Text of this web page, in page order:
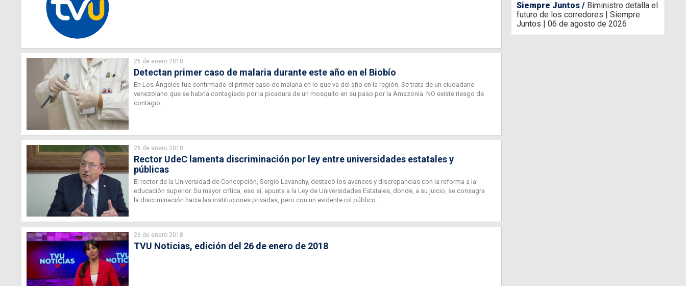
26 de enero 2018
Detectan primer caso de malaria durante este año en el Biobío
En Los Ángeles fue confirmado el primer caso de malaria en lo que va del año en la región. Se trata de un ciudadano
venezolano que se habría contagiado por la picadura de un mosquito en su paso por la Amazonía. NO existe riesgo de
contagio.
26 de enero 2018
Rector UdeC lamenta discriminación por ley entre universidades estatales y
públicas
El rector de la Universidad de Concepción, Sergio Lavanchy, destacó los avances y discrepancias con la reforma a la
educación superior. Su mayor crítica, eso sí, apunta a la Ley de Universidades Estatales, donde, a su juicio, se consagra
la discriminación hacia las instituciones privadas, pero con un evidente rol público.
26 de enero 2018
TVU Noticias, edición del 26 de enero de 2018
Siempre Juntos
Biministro detalla el
futuro de los corredores | Siempre
Juntos | 06 de agosto de 2026